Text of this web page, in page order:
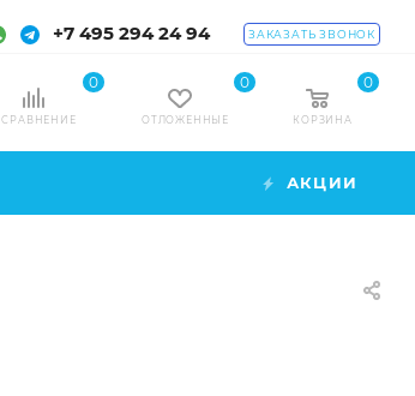
+7 495 294 24 94 ЗАКАЗАТЬ ЗВОНОК
СРАВНЕНИЕ
0
ОТЛОЖЕННЫЕ
0
КОРЗИНА
0
АКЦИИ